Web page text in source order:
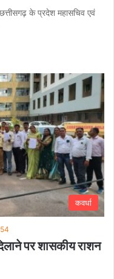
के प्रदेश महासचिव एवं
कवर्धा
पर शासकीय राशन